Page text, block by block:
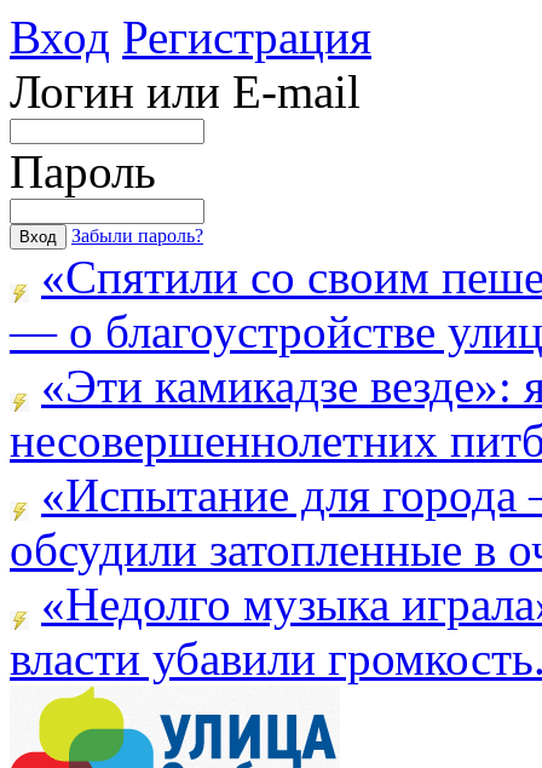
Вход Регистрация
Логин или E-mail
Пароль
Забыли пароль?
«Спятили со своим
— о благоустройстве
«Эти камикадзе везде»:
несовершеннолетних
«Испытание для
обсудили затопленные в
«Недолго музыка
власти убавили